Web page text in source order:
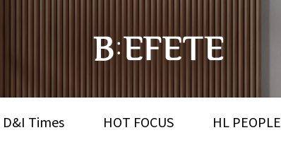
D&I Times HOT FOCUS HL PEOPLE